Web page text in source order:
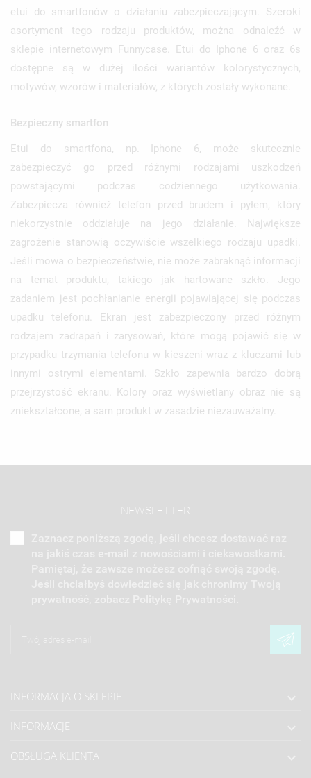
etui do smartfonów o działaniu zabezpieczającym. Szeroki
asortyment tego rodzaju produktów, można odnaleźć w
sklepie internetowym Funnycase. Etui do Iphone 6 oraz 6s
dostępne są w dużej ilości wariantów kolorystycznych,
motywów, wzorów i materiałów, z których zostały wykonane.
Bezpieczny smartfon
Etui do smartfona, np. Iphone 6, może skutecznie
zabezpieczyć go przed różnymi rodzajami uszkodzeń
powstającymi podczas codziennego użytkowania.
Zabezpiecza również telefon przed brudem i pyłem, który
niekorzystnie oddziałuje na jego działanie. Największe
zagrożenie stanowią oczywiście wszelkiego rodzaju upadki.
Jeśli mowa o bezpieczeństwie, nie może zabraknąć informacji
na temat produktu, takiego jak hartowane szkło. Jego
zadaniem jest pochłanianie energii pojawiającej się podczas
upadku telefonu. Ekran jest zabezpieczony przed różnym
rodzajem zadrapań i zarysowań, które mogą pojawić się w
przypadku trzymania telefonu w kieszeni wraz z kluczami lub
innymi ostrymi elementami. Szkło zapewnia bardzo dobrą
przejrzystość ekranu. Kolory oraz wyświetlany obraz nie są
zniekształcone, a sam produkt w zasadzie niezauważalny.
NEWSLETTER
INFORMACJA O SKLEPIE
INFORMACJE
OBSŁUGA KLIENTA